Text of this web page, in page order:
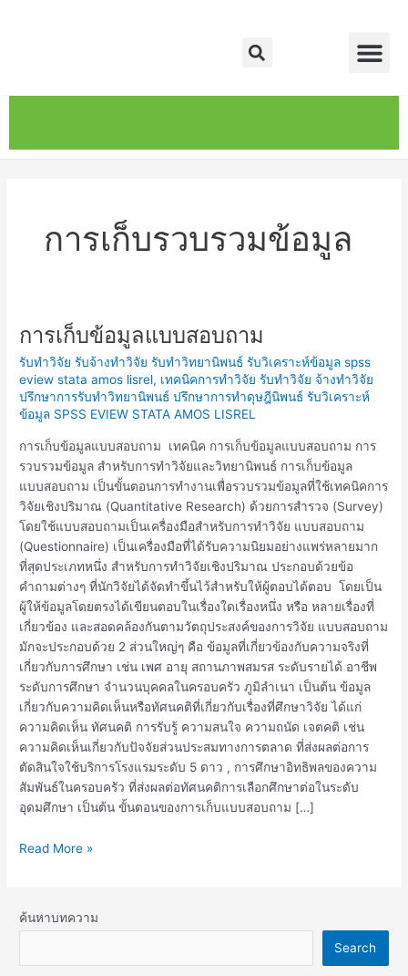
Search
การเก็บรวบรวมข้อมูล
การเก็บข้อมูลแบบสอบถาม
รับทำวิจัย รับจ้างทำวิจัย รับทำวิทยานิพนธ์ รับวิเคราะห์ข้อมูล spss
eview stata amos lisrel, เทคนิคการทำวิจัย รับทำวิจัย จ้างทำวิจัย
ปรึกษาการรับทำวิทยานิพนธ์ ปรึกษาการทำดุษฎีนิพนธ์ รับวิเคราะห์
ข้อมูล SPSS EVIEW STATA AMOS LISREL
การเก็บข้อมูลแบบสอบถาม เทคนิค การเก็บข้อมูลแบบสอบถาม การ
รวบรวมข้อมูล สำหรับการทำวิจัยและวิทยานิพนธ์ การเก็บข้อมูล
แบบสอบถาม เป็นขั้นตอนการทำงานเพื่อรวบรวมข้อมูลที่ใช้เทคนิคการ
วิจัยเชิงปริมาณ (Quantitative Research) ด้วยการสำรวจ (Survey)
โดยใช้แบบสอบถามเป็นเครื่องมือสำหรับการทำวิจัย แบบสอบถาม
(Questionnaire) เป็นเครื่องมือที่ได้รับความนิยมอย่างแพร่หลายมาก
ที่สุดประเภทหนึ่ง สำหรับการทำวิจัยเชิงปริมาณ ประกอบด้วยข้อ
คำถามต่างๆ ที่นักวิจัยได้จัดทำขึ้นไว้สำหรับให้ผู้ตอบได้ตอบ โดยเป็น
ผู้ให้ข้อมูลโดยตรงได้เขียนตอบในเรื่องใดเรื่องหนึ่ง หรือ หลายเรื่องที่
เกี่ยวข้อง และสอดคล้องกันตามวัตถุประสงค์ของการวิจัย แบบสอบถาม
มักจะประกอบด้วย 2 ส่วนใหญ่ๆ คือ ข้อมูลที่เกี่ยวข้องกับความจริงที่
เกี่ยวกับการศึกษา เช่น เพศ อายุ สถานภาพสมรส ระดับรายได้ อาชีพ
ระดับการศึกษา จำนวนบุคคลในครอบครัว ภูมิลำเนา เป็นต้น ข้อมูล
เกี่ยวกับความคิดเห็นหรือทัศนคติที่เกี่ยวกับเรื่องที่ศึกษาวิจัย ได้แก่
ความคิดเห็น ทัศนคติ การรับรู้ ความสนใจ ความถนัด เจตคติ เช่น
ความคิดเห็นเกี่ยวกับปัจจัยส่วนประสมทางการตลาด ที่ส่งผลต่อการ
ตัดสินใจใช้บริการโรงแรมระดับ 5 ดาว , การศึกษาอิทธิพลของความ
สัมพันธ์ในครอบครัว ที่ส่งผลต่อทัศนคติการเลือกศึกษาต่อในระดับ
อุดมศึกษา เป็นต้น ขั้นตอนของการเก็บแบบสอบถาม […]
การ
ข้อมูล
แบบสอบถาม
Read More »
ค้นหาบทความ
Search